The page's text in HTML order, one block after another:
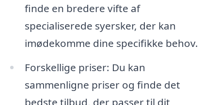
finde en bredere vifte af
specialiserede syersker, der kan
imødekomme dine specifikke behov.
Forskellige priser: Du kan
sammenligne priser og finde det
bedste tilbud, der passer til dit